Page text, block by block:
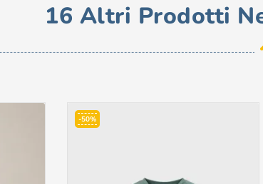
16 Altri Prodotti
-50%